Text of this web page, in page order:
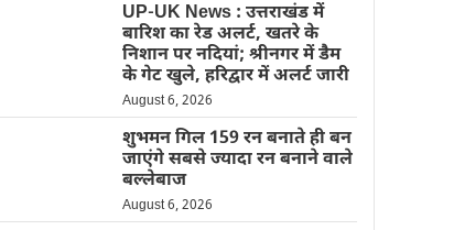
UP-UK News : उत्तराखंड में
बारिश का रेड अलर्ट, खतरे के
निशान पर नदियां; श्रीनगर में डैम
के गेट खुले, हरिद्वार में अलर्ट जारी
August 6, 2026
शुभमन गिल 159 रन बनाते ही बन
जाएंगे सबसे ज्यादा रन बनाने वाले
बल्लेबाज
August 6, 2026